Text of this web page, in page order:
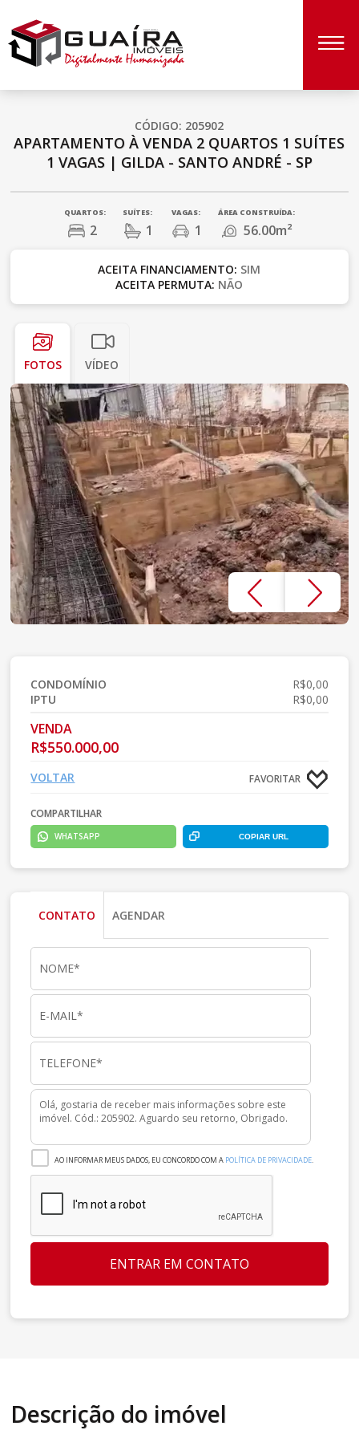
CÓDIGO: 205902
APARTAMENTO À VENDA 2 QUARTOS 1 SUÍTES
1 VAGAS| GILDA - SANTO ANDRÉ - SP
QUARTOS:
2
SUÍTES:
1
VAGAS:
1
ÁREA CONSTRUÍDA:
56.00m²
ACEITA FINANCIAMENTO: SIM
ACEITA PERMUTA: NÃO
FOTOS VÍDEO
CONDOMÍNIO
R$0,00
IPTU
R$0,00
VENDA
R$550.000,00
FAVORITAR
VOLTAR
COMPARTILHAR
WHATSAPP COPIAR URL
CONTATO AGENDAR
AO INFORMAR MEUS DADOS, EU CONCORDO COM A POLÍTICA DE PRIVACIDADE.
ENTRAR EM CONTATO
Descrição do imóvel